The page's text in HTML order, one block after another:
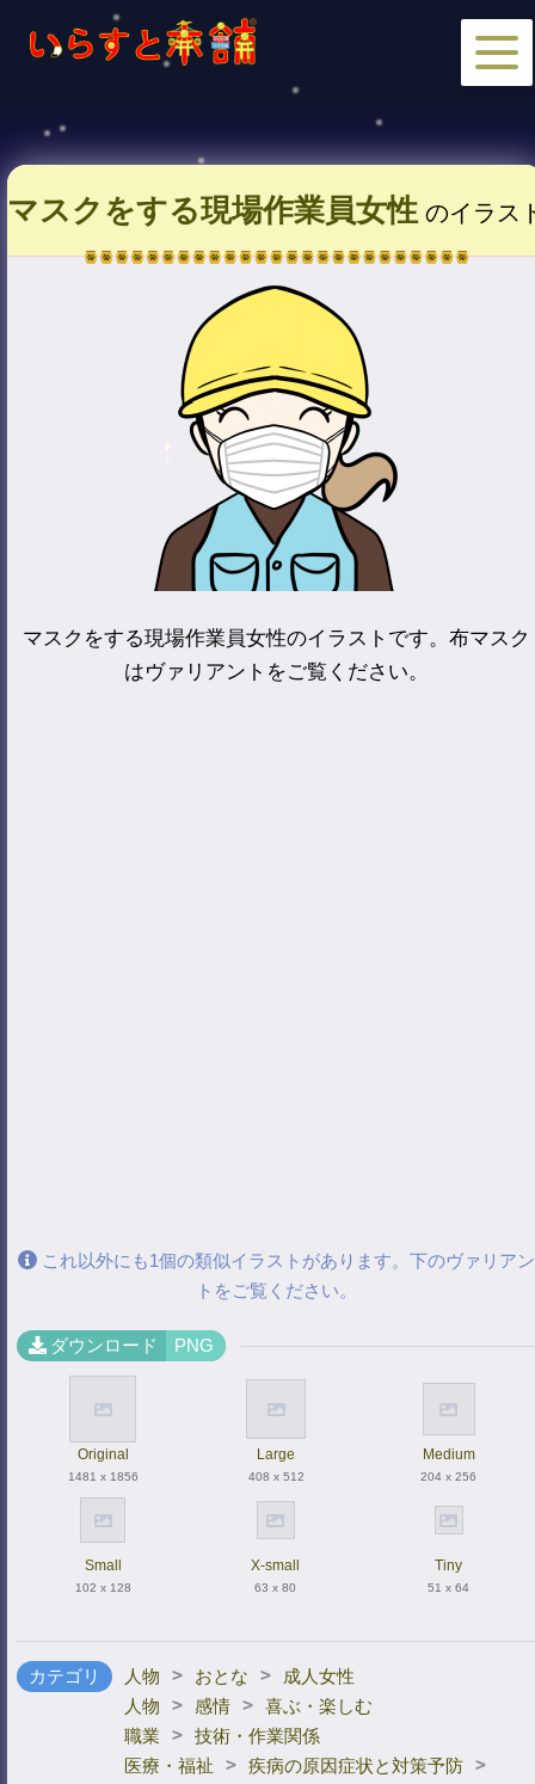
マスクをする現場作業員女性 のイラス
マスクをする現場作業員女性のイラストです。布マスク
はヴァリアントをご覧ください。
これ以外にも1個の類似イラストがあります。下のヴァリアン
トをご覧ください。
ダウンロード PNG
Original
1481 x 1856
Large
408 x 512
Medium
204 x 256
Small
102 x 128
X-small
63 x 80
Tiny
51 x 64
カテゴリ 人物 > おとな >
成人女性
人物
> 感情 > 喜ぶ・楽しむ
職業
> 技術・作業関係
医療・福祉
> 疾病の原因症状と対策予防 >